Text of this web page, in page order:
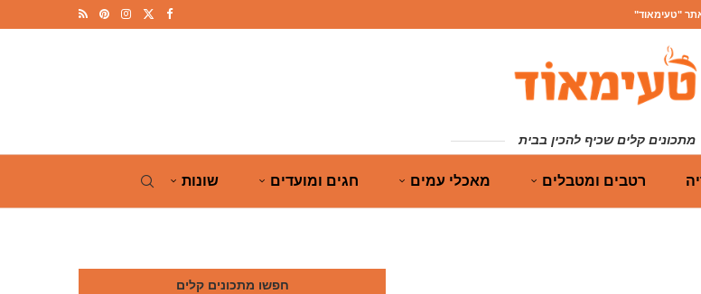
"טעימאוד"
מתכונים קלים שכיף להכין בבית
רטבים ומטבלים מאכלי עמים חגים ומועדים שונות
חפשו מתכונים קלים